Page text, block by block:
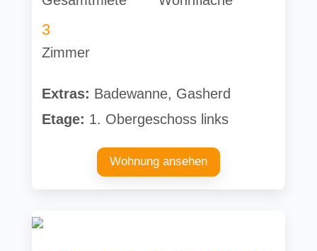
3
Zimmer
Extras: Badewanne, Gasherd
Etage: 1. Obergeschoss links
Wohnung ansehen